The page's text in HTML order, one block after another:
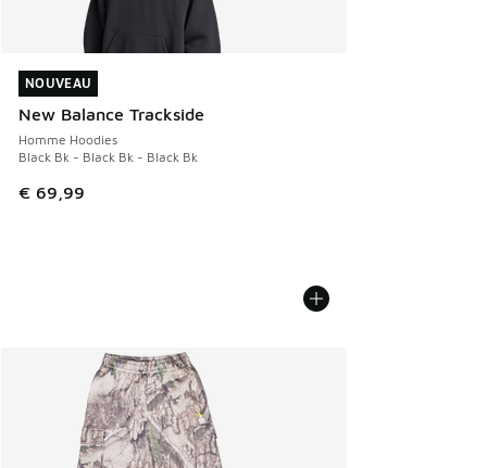
NOUVEAU
New Balance Trackside
Homme Hoodies
Black Bk - Black Bk - Black Bk
€ 69,99
NOUVEAU